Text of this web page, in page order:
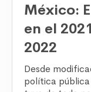
México:
en el
2022
Desde
política